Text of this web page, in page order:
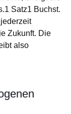
Satz1 Buchst.
Zukunft. Die
also